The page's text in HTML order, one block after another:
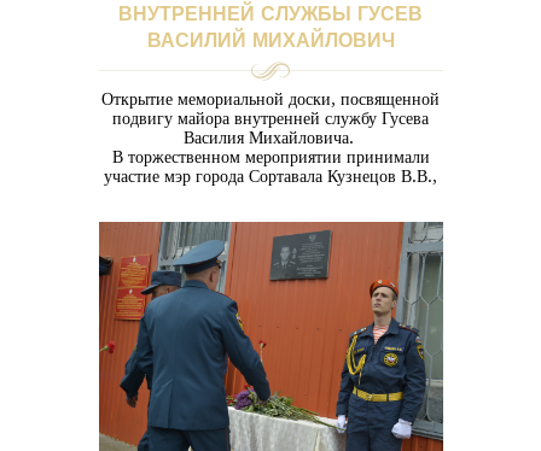
ВНУТРЕННЕЙ СЛУЖБЫ ГУСЕВ
ВАСИЛИЙ МИХАЙЛОВИЧ
Открытие мемориальной доски, посвященной
подвигу майора внутренней службу Гусева
Василия Михайловича.
В торжественном мероприятии принимали
участие мэр города Сортавала Кузнецов В.В.,
близкие.